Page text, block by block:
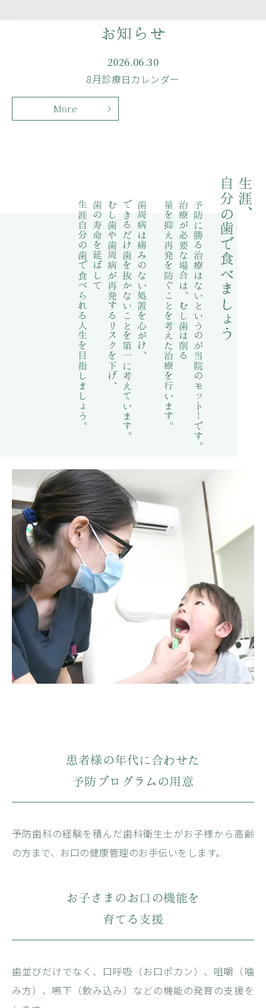
お知らせ
2026.06.30
8月診療日カレンダー
More
生涯、
自分の歯で食べましょう
予防に勝る治療はないというのが
当院のモットーです。
治療が必要な場合は、むし歯は削る
量を抑え再発を防ぐことを
考えた治療を行います。
歯周病は痛みのない処置を心がけ、
できるだけ歯を抜かないことを
第一に考えています。
むし歯や歯周病が再発するリスクを下げ、
歯の寿命を延ばして
生涯自分の歯で食べられる人生を目指しましょう。
患者様の年代に合わせた
予防プログラムの用意
予防歯科の経験を積んだ歯科衛生士がお子様から高齢
の方まで、お口の健康管理のお手伝いをします。
お子さまのお口の機能を
育てる支援
歯並びだけでなく、口呼吸（お口ポカン）、咀嚼（噛
み方）、嚥下（飲み込み）などの機能の発育の支援を